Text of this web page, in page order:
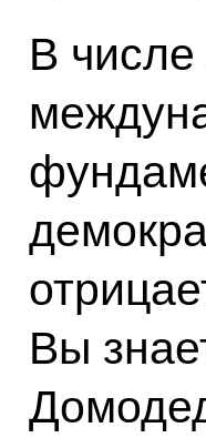
В числе
Вы